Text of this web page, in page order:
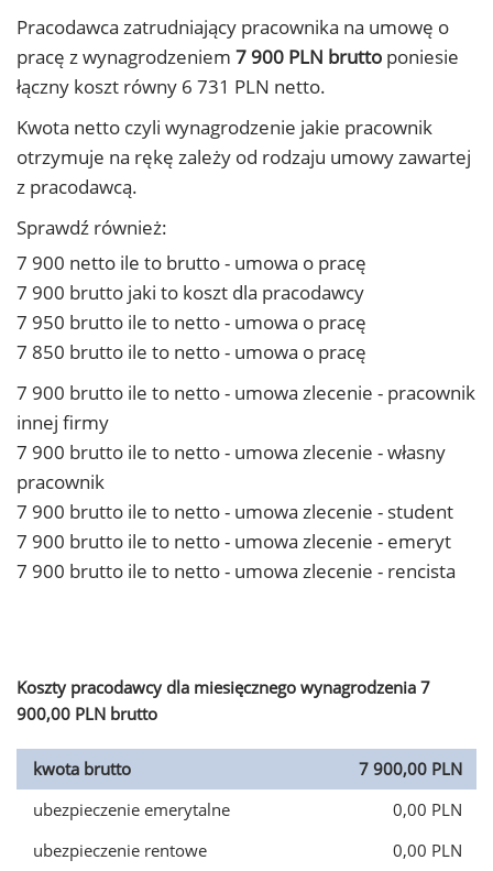
Pracodawca zatrudniający pracownika na umowę o
pracę z wynagrodzeniem 7 900 PLN brutto poniesie
łączny koszt równy 6 731 PLN netto.
Kwota netto czyli wynagrodzenie jakie pracownik
otrzymuje na rękę zależy od rodzaju umowy zawartej
z pracodawcą.
Sprawdź również:
7 900 netto ile to brutto - umowa o pracę
7 900 brutto jaki to koszt dla pracodawcy
7 950 brutto ile to netto - umowa o pracę
7 850 brutto ile to netto - umowa o pracę
7 900 brutto ile to netto - umowa zlecenie - pracownik
innej firmy
7 900 brutto ile to netto - umowa zlecenie - własny
pracownik
7 900 brutto ile to netto - umowa zlecenie - student
7 900 brutto ile to netto - umowa zlecenie - emeryt
7 900 brutto ile to netto - umowa zlecenie - rencista
Koszty pracodawcy dla miesięcznego wynagrodzenia 7
900,00 PLN brutto
kwota brutto
7 900,00 PLN
ubezpieczenie emerytalne
0,00 PLN
ubezpieczenie rentowe
0,00 PLN